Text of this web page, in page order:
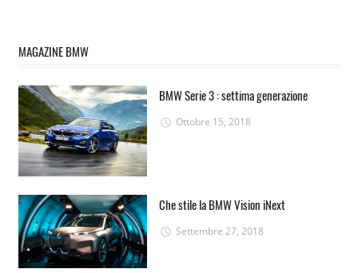
MAGAZINE BMW
BMW Serie 3 : settima generazione
Ottobre 15, 2018
Che stile la BMW Vision iNext
Settembre 27, 2018